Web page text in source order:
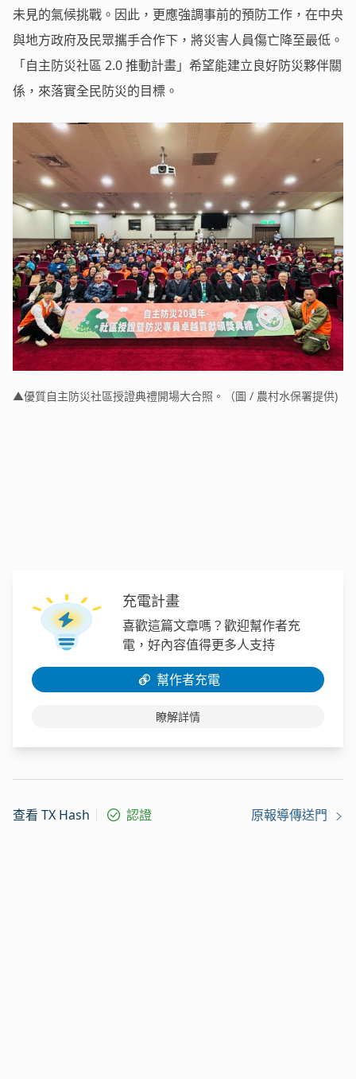
未見的氣候挑戰。因此，更應強調事前的預防工作，在中央
與地方政府及民眾攜手合作下，將災害人員傷亡降至最低。
「自主防災社區 2.0 推動計畫」希望能建立良好防災夥伴關
係，來落實全民防災的目標。
▲優質自主防災社區授證典禮開場大合照。（圖 / 農村水保署提供)
充電計畫
喜歡這篇文章嗎？歡迎幫作者充
電，好內容值得更多人支持
幫作者充電
瞭解詳情
查看 TX Hash 認證 原報導傳送門